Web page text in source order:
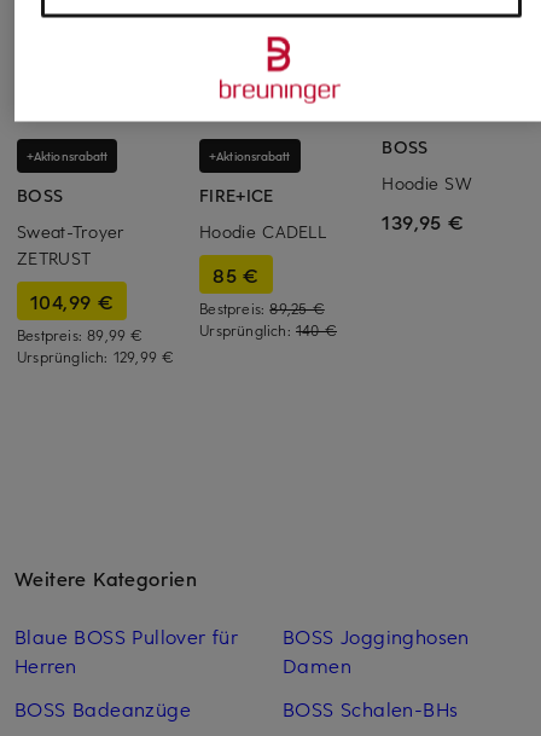
+Aktionsrabatt
BOSS
Sweat-Troyer
ZETRUST
104,99 €
Bestpreis:89,99 €
Ursprünglich: 129,99 €
+Aktionsrabatt
FIRE+ICE
Hoodie CADELL
85 €
Bestpreis:89,25 €
Ursprünglich: 140 €
BOSS
Hoodie SW
139,95 €
Weitere Kategorien
Blaue BOSS Pullover für
Herren
BOSS Badeanzüge
BOSS Jogginghosen
Damen
BOSS Schalen-BHs